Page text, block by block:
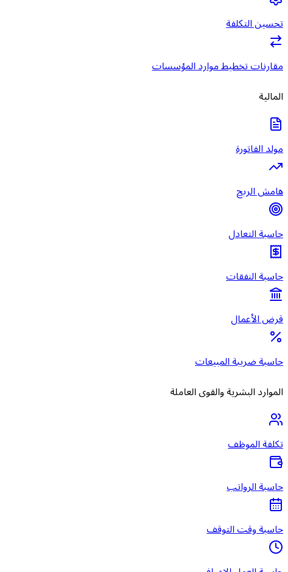
تحسين التكلفة
مقارنات تخطيط موارد المؤسسات
المالية
مولد الفاتورة
هامش الربح
حاسبة التعادل
حاسبة النفقات
قرض الأعمال
حاسبة ضريبة المبيعات
الموارد البشرية والقوى العاملة
تكلفة الموظف
حاسبة الرواتب
حاسبة وقت التوقف